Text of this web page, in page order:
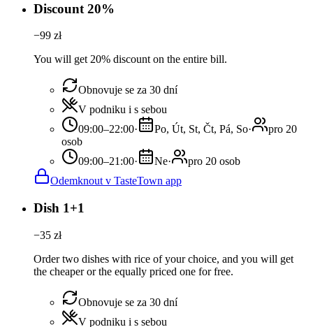
Discount 20%
−99 zł
You will get 20% discount on the entire bill.
Obnovuje se za 30 dní
V podniku i s sebou
09:00–22:00· Po, Út, St, Čt, Pá, So·
pro 20
osob
09:00–21:00· Ne·
pro 20 osob
Odemknout v TasteTown app
Dish 1+1
−35 zł
Order two dishes with rice of your choice, and you will get
the cheaper or the equally priced one for free.
Obnovuje se za 30 dní
V podniku i s sebou